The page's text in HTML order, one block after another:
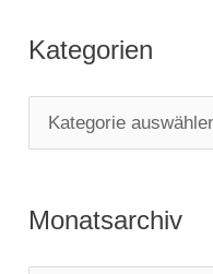
Kategorien
a
e
g
Monatsarchiv